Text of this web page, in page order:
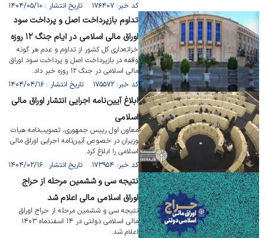
کد خبر: ۱۷۶۴۰۷ تاریخ انتشار : ۱۴۰۴/۰۵/۱۰
تداوم بازپرداخت اصل و پرداخت سود
اوراق مالی اسلامی در ایام جنگ ۱۲ روزه
خزانه‌داری کل کشور از تداوم و عدم هر گونه
وقفه در بازپرداخت اصل و پرداخت سود اوراق
مالی اسلامی در جنگ ۱۲ روزه خبر داد.
کد خبر: ۱۷۵۵۷۲ تاریخ انتشار : ۱۴۰۴/۰۴/۱۶
ابلاغ آیین‌نامه اجرایی انتشار اوراق مالی
اسلامی
معاون اول رییس جمهوری، تصویب‌نامه هیات
وزیران در خصوص آیین‌نامه اجرایی اوراق مالی
اسلامی را ابلاغ کرد.
کد خبر: ۱۷۳۹۵۴ تاریخ انتشار : ۱۴۰۴/۰۲/۱۶
نتیجه سی ­و ششمین‌ مرحله از حراج
اوراق اسلامی مالی اعلام شد
نتیجه سی­ و ششمین مرحله از حراج اوراق
مالی اسلامی دولتی در ۱۴ اسفندماه ۱۴۰۳
اعلام شد.